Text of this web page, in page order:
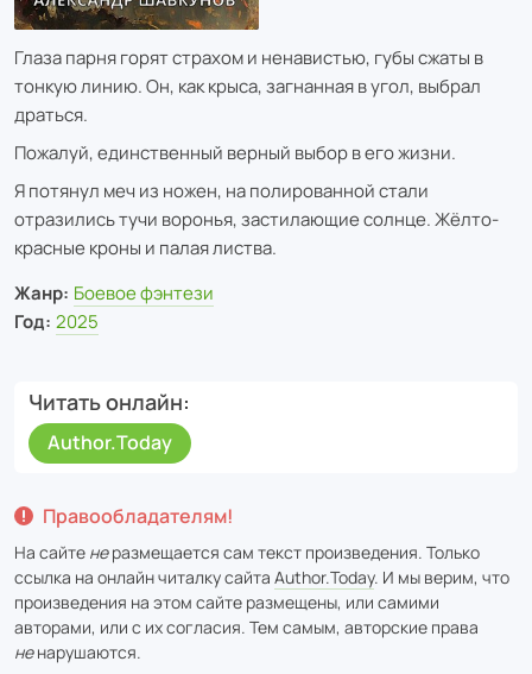
Глаза парня горят страхом и ненавистью, губы сжаты в
тонкую линию. Он, как крыса, загнанная в угол, выбрал
драться.
Пожалуй, единственный верный выбор в его жизни.
Я потянул меч из ножен, на полированной стали
отразились тучи воронья, застилающие солнце. Жёлто-
красные кроны и палая листва.
Жанр: Боевое фэнтези
Год: 2025
Читать онлайн
Author.Today
Правообладателям!
На сайте неразмещается сам текст произведения. Только
ссылка на онлайн читалку сайта Author.Today. И мы верим, что
произведения на этом сайте размещены, или самими
авторами, или с их согласия. Тем самым, авторские права
ненарушаются.